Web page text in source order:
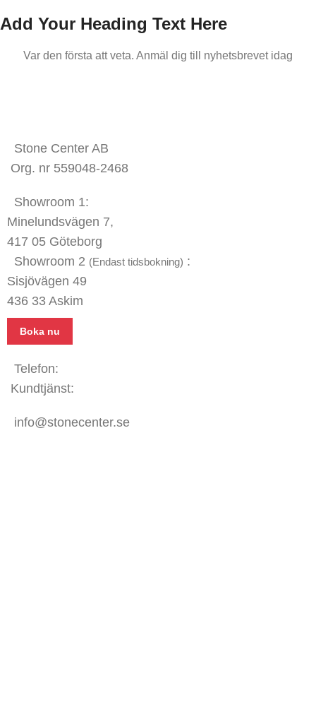
Add Your Heading Text Here
Var den första att veta. Anmäl dig till nyhetsbrevet idag
Stone Center AB
Org. nr 559048-2468
Showroom 1:
Minelundsvägen 7,
417 05 Göteborg
Showroom 2 (Endast tidsbokning) :
Sisjövägen 49
436 33 Askim
Boka nu
Telefon:
Kundtjänst:
info@stonecenter.se